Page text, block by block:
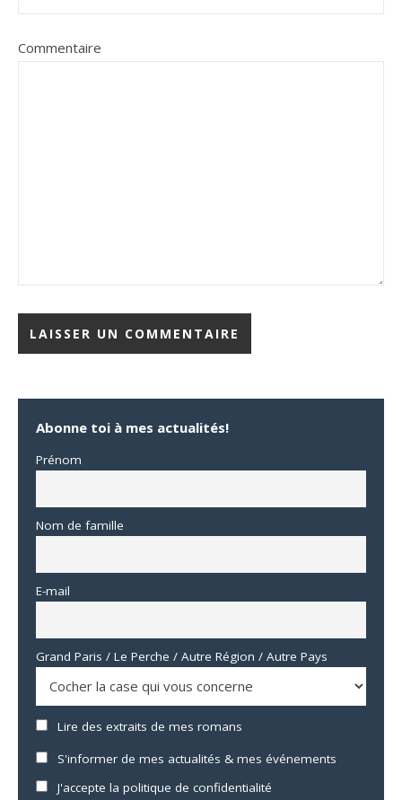
Commentaire
Abonne toi à mes actualités!
Prénom
Nom de famille
E-mail
Grand Paris / Le Perche / Autre Région / Autre Pays
Lire des extraits de mes romans
S'informer de mes actualités & mes événements
J'accepte la politique de confidentialité